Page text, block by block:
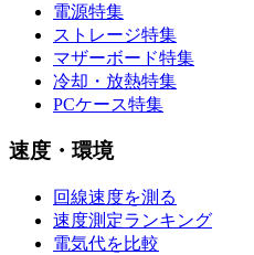
電源特集
ストレージ特集
マザーボード特集
冷却・放熱特集
PCケース特集
速度・環境
回線速度を測る
速度測定ランキング
電気代を比較